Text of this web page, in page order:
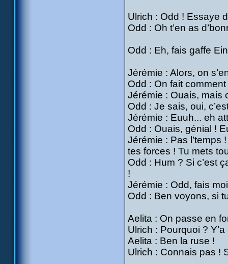
Ulrich : Odd ! Essaye
Odd : Oh t’en as
Odd : Eh, fais gaffe
Jérémie : Alors, on
Odd : On fait
Jérémie : Ouais, mais
Odd : Je sais, oui,
Jérémie : Euuh... eh
Odd : Ouais, génial !
Jérémie : Pas l’temps
tes forces ! Tu mets
Odd : Hum ? Si c’est
!
Jérémie : Odd, fais
Odd : Ben voyons, si
Aelita : On passe en
Ulrich : Pourquoi ?
Aelita : Ben la ruse !
Ulrich : Connais pas !